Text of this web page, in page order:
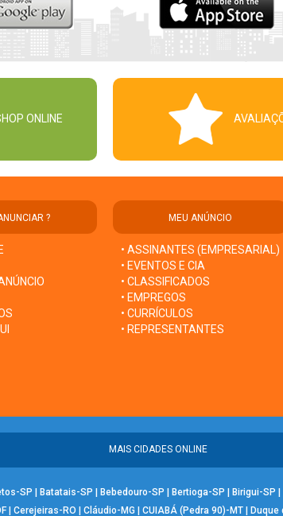
ONLINE
? MEU ANÚNCIO
• ASSINANTES (EMPRESARIAL)
• EVENTOS E CIA
• CLASSIFICADOS
• EMPREGOS
• CURRÍCULOS
• REPRESENTANTES
MAIS CIDADES ONLINE
SP | Batatais-SP | Bebedouro-SP | Bertioga-SP | Birigui-SP |
| Cerejeiras-RO | Cláudio-MG | CUIABÁ (Pedra 90)-MT | Duque